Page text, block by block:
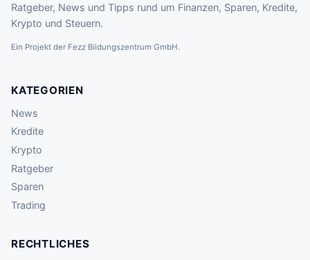
Ratgeber, News und Tipps rund um Finanzen, Sparen, Kredite,
Krypto und Steuern.
Ein Projekt der Fezz Bildungszentrum GmbH.
KATEGORIEN
News
Kredite
Krypto
Ratgeber
Sparen
Trading
RECHTLICHES